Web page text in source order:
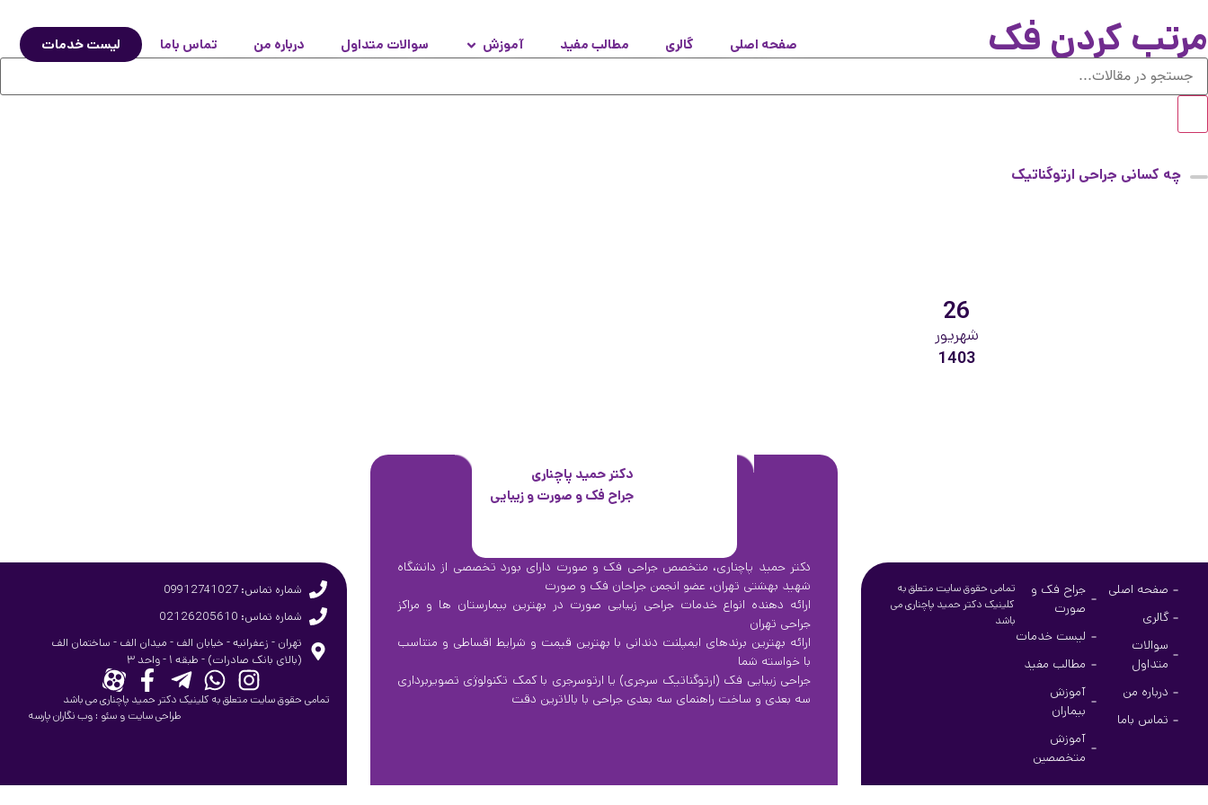
صفحه اصلی گالری مطالب مفید آموزش سوالات متداول درباره من تماس باما لیست خدمات مرتب کردن فک
چه کسانی جراحی ارتوگناتیک
26
شهریور
1403
صفحه اصلی
گالری
سوالات
متداول
درباره من
تماس باما
جراح فک و
صورت
لیست خدمات
مطالب مفید
آموزش
بیماران
آموزش
متخصصین
تمامی حقوق سایت متعلق به
کلینیک دکتر حمید پاچناری می
باشد
دکتر حمید پاچناری
جراح فک و صورت و زیبایی
دکتر حمید پاچناری، متخصص جراحی فک و صورت دارای بورد تخصصی از دانشگاه
شهید بهشتی تهران، عضو انجمن جراحان فک و صورت
ارائه دهنده انواع خدمات جراحی زیبایی صورت در بهترین بیمارستان ها و مراکز
جراحی تهران
ارائه بهترین برندهای ایمپلنت دندانی با بهترین قیمت و شرایط اقساطی و متناسب
با خواسته شما
جراحی زیبایی فک (ارتوگناتیک سرجری) یا ارتوسرجری با کمک تکنولوژی تصویربرداری
سه بعدی و ساخت راهنمای سه بعدی جراحی با بالاترین دقت
شماره تماس: 09912741027
شماره تماس: 02126205610
تهران - زعفرانیه - خیابان الف - میدان الف - ساختمان الف
(بالای بانک صادرات) - طبقه ۱ - واحد ۳
تمامی حقوق سایت متعلق به کلینیک دکتر حمید پاچناری می باشد
طراحی سایت و سئو : وب نگاران پارسه